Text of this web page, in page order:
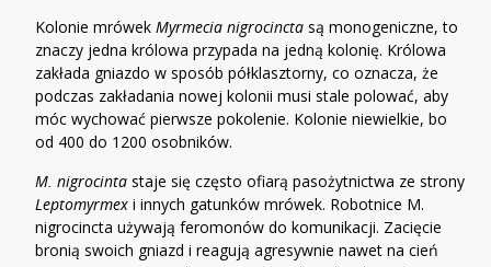
Kolonie mrówekMyrmecia nigrocincta są monogeniczne, to
znaczy jedna królowa przypada na jedną kolonię. Królowa
zakłada gniazdo w sposób półklasztorny, co oznacza, że
podczas zakładania nowej kolonii musi stale polować, aby
móc wychować pierwsze pokolenie. Kolonie niewielkie, bo
od 400 do 1200 osobników.
M. nigrocinta staje się często ofiarą pasożytnictwa ze strony
Leptomyrmex i innych gatunków mrówek. Robotnice M.
nigrocincta używają feromonów do komunikacji. Zacięcie
bronią swoich gniazd i reagują agresywnie nawet na cień